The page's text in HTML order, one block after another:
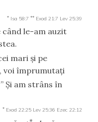
* Isa 58:7 ** Exod 21:7 Lev 25:39
le-am auzit
mari şi pe
voi împrumutaţi
Şi am strâns în
* Exod 22:25 Lev 25:36 Ezec 22:12